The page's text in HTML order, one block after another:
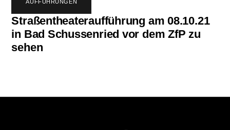
AUFFÜHRUNGEN
Straßentheateraufführung am 08.10.21
in Bad Schussenried vor dem ZfP zu
sehen